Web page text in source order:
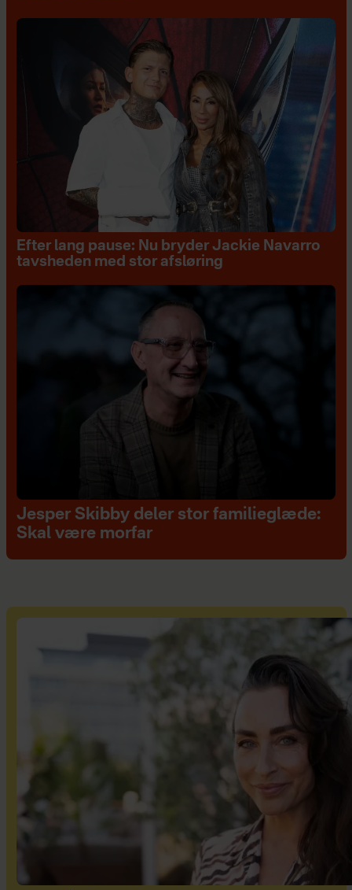
Efter lang pause: Nu bryder Jackie Navarro
tavsheden med stor afsløring
Jesper Skibby deler stor familieglæde:
Skal være morfar